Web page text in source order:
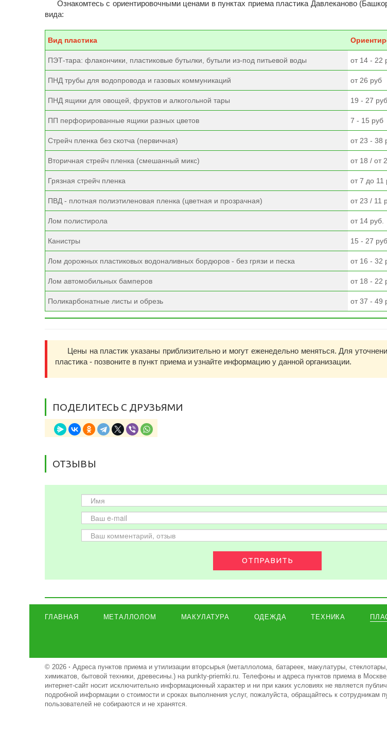
Ознакомтесь с ориентировочными ценами в пунктах приема пластика Давлеканово
вида:
Вид пластика
ПЭТ-тара: флакончики, пластиковые бутылки, бутыли из-под питьевой воды от 14 - 22
ПНД трубы для водопровода и газовых коммуникаций от 26 руб
ПНД ящики для овощей, фруктов и алкогольной тары 19 - 27 руб
ПП перфорированные ящики разных цветов 7 - 15 руб
Стрейч пленка без скотча (первичная) от 23 - 38
Вторичная стрейч пленка (смешанный микс) от 18 / от
Грязная стрейч пленка от 7 до 11
ПВД - плотная полиэтиленовая пленка (цветная и прозрачная) от 23 / 11
Лом полистирола от 14 руб.
Канистры 15 - 27 руб
Лом дорожных пластиковых водоналивных бордюров - без грязи и песка от 16 - 32
Лом автомобильных бамперов от 18 - 22
Поликарбонатные листы и обрезь от 37 - 49
Цены на пластик указаны приблизительно и могут еженедельно меняться. Для
пластика - позвоните в пункт приема и узнайте информацию у данной организации.
ПОДЕЛИТЕСЬ С ДРУЗЬЯМИ
ОТЗЫВЫ
ОТПРАВИТЬ
ГЛАВНАЯ МЕТАЛЛОЛОМ МАКУЛАТУРА ОДЕЖДА ТЕХНИКА
© 2026 · Адреса пунктов приема и утилизации вторсырья (металлолома, батареек, макулатуры,
химикатов, бытовой техники, древесины.) на punkty-priemki.ru. Телефоны и адреса пунктов приема в
интернет-сайт носит исключительно информационный характер и ни при каких условиях не является
подробной информации о стоимости и сроках выполнения услуг, пожалуйста, обращайтесь к
пользователей не собираются и не хранятся.